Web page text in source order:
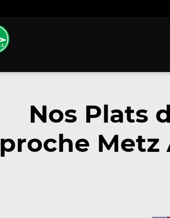
Nos Plats
proche Metz